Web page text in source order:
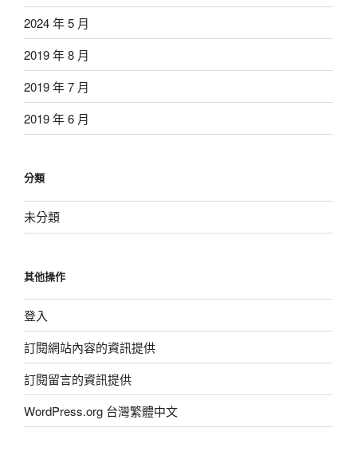
2024 年 5 月
2019 年 8 月
2019 年 7 月
2019 年 6 月
分類
未分類
其他操作
登入
訂閱網站內容的資訊提供
訂閱留言的資訊提供
WordPress.org 台灣繁體中文